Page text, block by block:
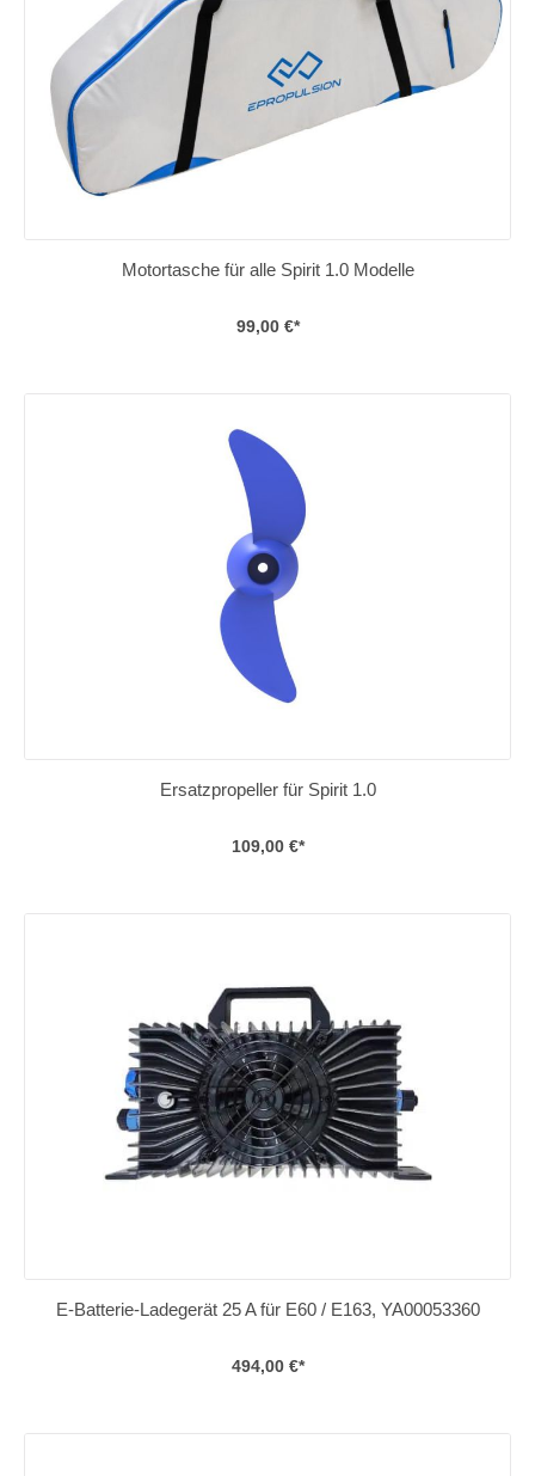
Motortasche für alle Spirit 1.0 Modelle
99,00 €*
Ersatzpropeller für Spirit 1.0
109,00 €*
E-Batterie-Ladegerät 25 A für E60 / E163, YA00053360
494,00 €*